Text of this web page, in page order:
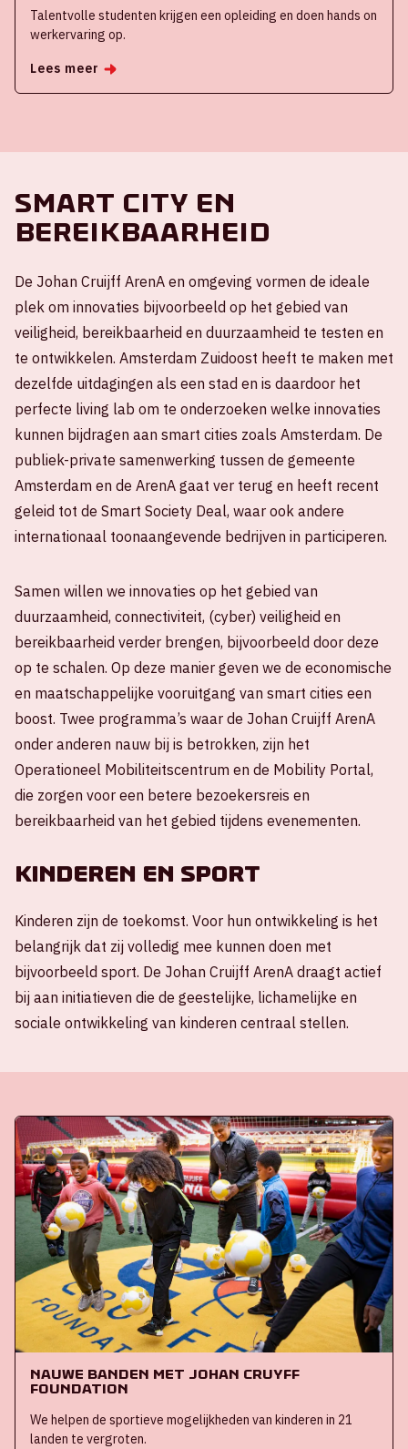
Talentvolle studenten krijgen een opleiding en doen hands on
werkervaring op.
Lees meer
Smart city en
bereikbaarheid
De Johan Cruijff ArenA en omgeving vormen de ideale
plek om innovaties bijvoorbeeld op het gebied van
veiligheid, bereikbaarheid en duurzaamheid te testen en
te ontwikkelen. Amsterdam Zuidoost heeft te maken met
dezelfde uitdagingen als een stad en is daardoor het
perfecte living lab om te onderzoeken welke innovaties
kunnen bijdragen aan smart cities zoals Amsterdam. De
publiek-private samenwerking tussen de gemeente
Amsterdam en de ArenA gaat ver terug en heeft recent
geleid tot de Smart Society Deal, waar ook andere
internationaal toonaangevende bedrijven in participeren.
Samen willen we innovaties op het gebied van
duurzaamheid, connectiviteit, (cyber) veiligheid en
bereikbaarheid verder brengen, bijvoorbeeld door deze
op te schalen. Op deze manier geven we de economische
en maatschappelijke vooruitgang van smart cities een
boost. Twee programma’s waar de Johan Cruijff ArenA
onder anderen nauw bij is betrokken, zijn het
Operationeel Mobiliteitscentrum en de Mobility Portal,
die zorgen voor een betere bezoekersreis en
bereikbaarheid van het gebied tijdens evenementen.
Kinderen en sport
Kinderen zijn de toekomst. Voor hun ontwikkeling is het
belangrijk dat zij volledig mee kunnen doen met
bijvoorbeeld sport. De Johan Cruijff ArenA draagt actief
bij aan initiatieven die de geestelijke, lichamelijke en
sociale ontwikkeling van kinderen centraal stellen.
Nauwe banden met Johan Cruyff
Foundation
We helpen de sportieve mogelijkheden van kinderen in 21
landen te vergroten.